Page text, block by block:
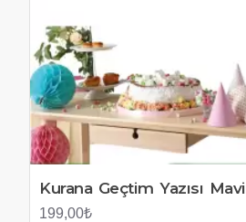
Kurana Geçtim Yazısı Mavi
199,00₺